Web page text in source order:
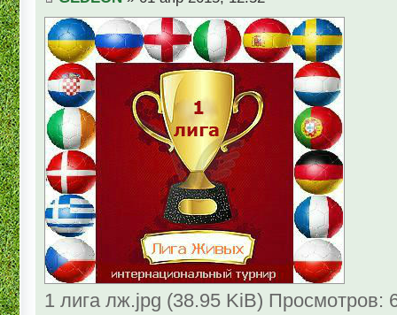
1 лига лж.jpg (38.95 KiB) Просмотров: